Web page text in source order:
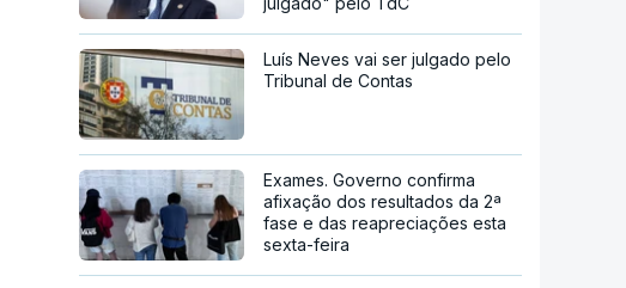
Luís Neves vai ser julgado pelo
Tribunal de Contas
Exames. Governo confirma
afixação dos resultados da 2ª
fase e das reapreciações esta
sexta-feira